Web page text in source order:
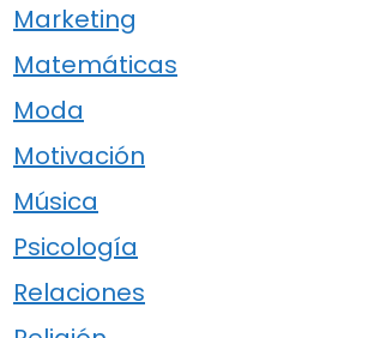
Marketing
Matemáticas
Moda
Motivación
Música
Psicología
Relaciones